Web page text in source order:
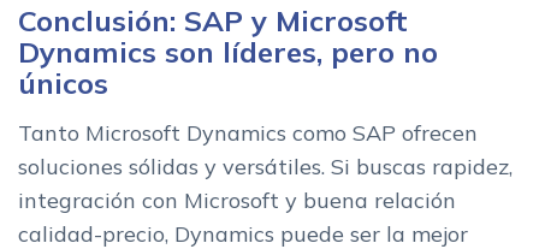
Conclusión: SAP y Microsoft
Dynamics son líderes, pero no
únicos
Tanto Microsoft Dynamics como SAP ofrecen
soluciones sólidas y versátiles. Si buscas rapidez,
integración con Microsoft y buena relación
calidad-precio, Dynamics puede ser la mejor